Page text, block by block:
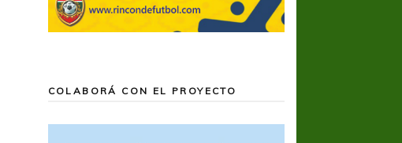
COLABORÁ CON EL PROYECTO